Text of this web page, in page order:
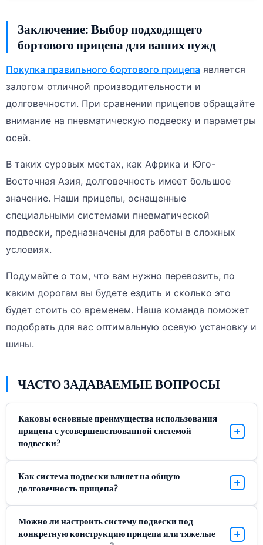
Заключение: Выбор подходящего
бортового прицепа для ваших нужд
Покупка правильного бортового прицепа является
залогом отличной производительности и
долговечности. При сравнении прицепов обращайте
внимание на пневматическую подвеску и параметры
осей.
В таких суровых местах, как Африка и Юго-
Восточная Азия, долговечность имеет большое
значение. Наши прицепы, оснащенные
специальными системами пневматической
подвески, предназначены для работы в сложных
условиях.
Подумайте о том, что вам нужно перевозить, по
каким дорогам вы будете ездить и сколько это
будет стоить со временем. Наша команда поможет
подобрать для вас оптимальную осевую установку и
шины.
ЧАСТО ЗАДАВАЕМЫЕ ВОПРОСЫ
Каковы основные преимущества использования
прицепа с усовершенствованной системой
подвески?
подвески делают движение более плавным. Это
уменьшает повреждения груза и помогает прицепу и
Как система подвески влияет на общую
долговечность прицепа?
дороге. Это означает меньшую нагрузку на прицеп,
что позволяет ему служить дольше и реже
Можно ли настроить систему подвески под
конкретную конструкцию прицепа или тяжелые